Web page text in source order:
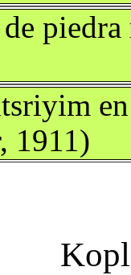
1911)